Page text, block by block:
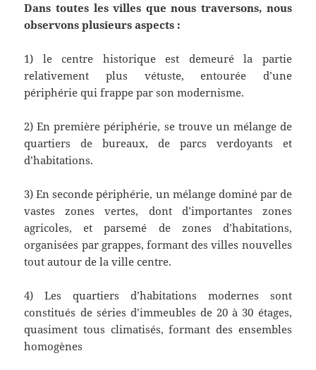
Dans toutes les villes que nous traversons, nous
observons plusieurs aspects :
1) le centre historique est demeuré la partie
relativement plus vétuste, entourée d’une
périphérie qui frappe par son modernisme.
2) En première périphérie, se trouve un mélange de
quartiers de bureaux, de parcs verdoyants et
d’habitations.
3) En seconde périphérie, un mélange dominé par de
vastes zones vertes, dont d’importantes zones
agricoles, et parsemé de zones d’habitations,
organisées par grappes, formant des villes nouvelles
tout autour de la ville centre.
4) Les quartiers d’habitations modernes sont
constitués de séries d’immeubles de 20 à 30 étages,
quasiment tous climatisés, formant des ensembles
homogènes